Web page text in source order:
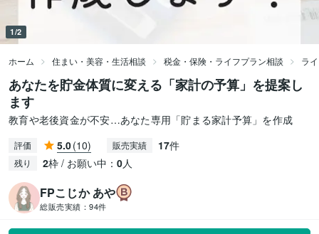
1/2
ホーム 住まい・美容・生活相談 税金・保険・ライフプラン相談 ラ
あなたを貯金体質に変える「家計の予算」を提案し
ます
教育や老後資金が不安…あなた専用「貯まる家計予算」を作成
評価 5.0(10) 販売実績 17件
残り 2枠 / お願い中： 0人
FPこじか あや
総販売実績： 94件